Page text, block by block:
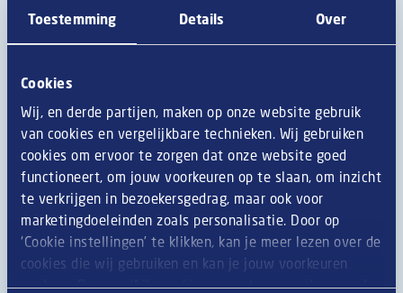
Toestemming Details Over
Cookies
Wij, en derde partijen, maken op onze website gebruik
van cookies en vergelijkbare technieken. Wij gebruiken
cookies om ervoor te zorgen dat onze website goed
functioneert, om jouw voorkeuren op te slaan, om inzicht
te verkrijgen in bezoekersgedrag, maar ook voor
marketingdoeleinden zoals personalisatie. Door op
‘Cookie instellingen’ te klikken, kan je meer lezen over de
cookies die wij gebruiken en kan je jouw voorkeuren
opslaan. Door op ‘Alle cookies accepteren en doorgaan’
Exclusief beschikbaar voor
foodservice
Heerlijke recepten met de Mora Kaas
Kipkorn ®